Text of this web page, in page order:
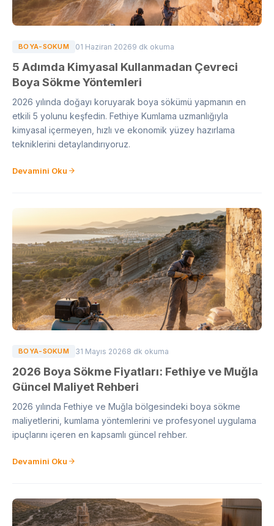
BOYA-SOKUM 01 Haziran 20269 dk okuma
5 Adımda Kimyasal Kullanmadan Çevreci
Boya Sökme Yöntemleri
2026 yılında doğayı koruyarak boya sökümü yapmanın en
etkili 5 yolunu keşfedin. Fethiye Kumlama uzmanlığıyla
kimyasal içermeyen, hızlı ve ekonomik yüzey hazırlama
tekniklerini detaylandırıyoruz.
Devamini Oku
BOYA-SOKUM 31 Mayıs 20268 dk okuma
2026 Boya Sökme Fiyatları: Fethiye ve Muğla
Güncel Maliyet Rehberi
2026 yılında Fethiye ve Muğla bölgesindeki boya sökme
maliyetlerini, kumlama yöntemlerini ve profesyonel uygulama
ipuçlarını içeren en kapsamlı güncel rehber.
Devamini Oku